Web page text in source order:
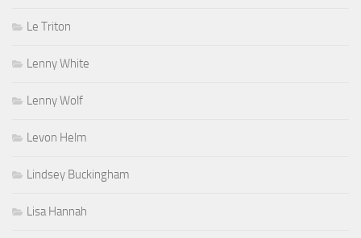
Le Triton
Lenny White
Lenny Wolf
Levon Helm
Lindsey Buckingham
Lisa Hannah